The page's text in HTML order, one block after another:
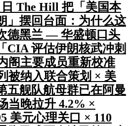
日 The Hill 把「美国本
」摆回台面：为什么这
德黑兰 — 华盛顿口头
CIA 评估伊朗核武冲刺
阁主要成员重新校准
被纳入联合策划 × 美
五舰队航母群已在阿曼
当晚拉升 4.2% ×
美元心理关口 × 110